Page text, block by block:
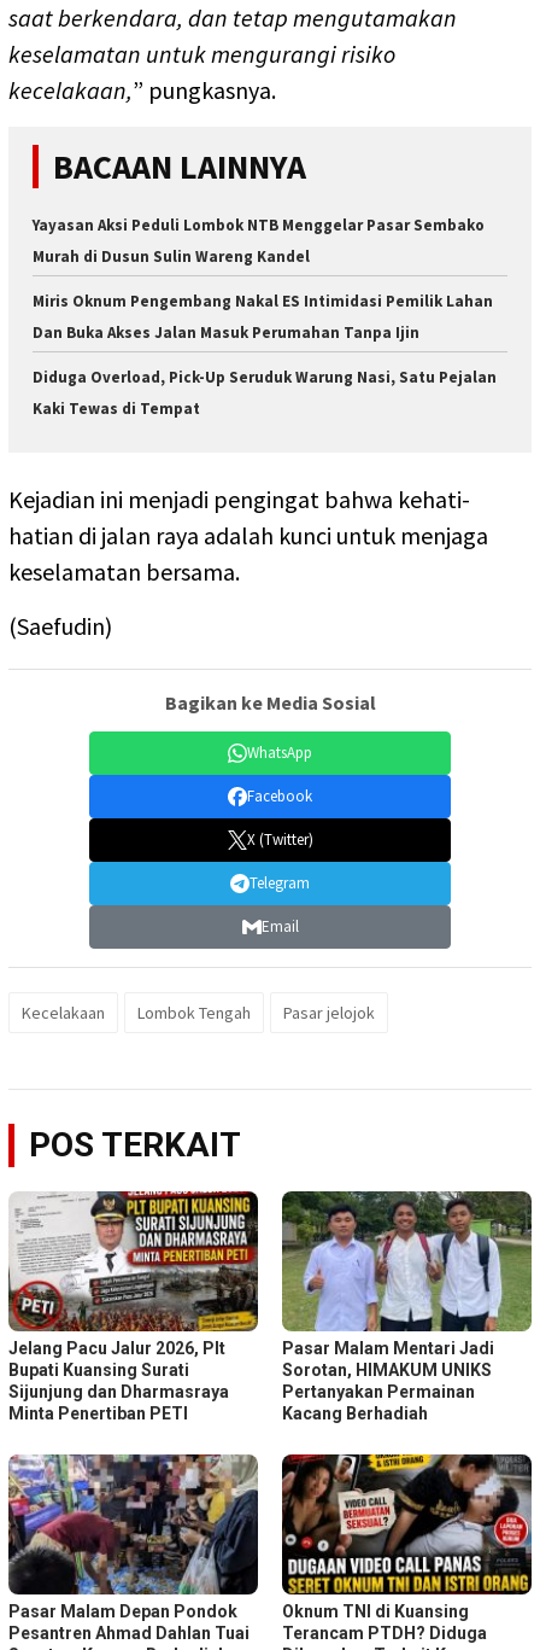
saat berkendara, dan tetap mengutamakan
keselamatan untuk mengurangi risiko
kecelakaan,” pungkasnya.
BACAAN LAINNYA
Yayasan Aksi Peduli Lombok NTB Menggelar Pasar Sembako
Murah di Dusun Sulin Wareng Kandel
Miris Oknum Pengembang Nakal ES Intimidasi Pemilik Lahan
Dan Buka Akses Jalan Masuk Perumahan Tanpa Ijin
Diduga Overload, Pick-Up Seruduk Warung Nasi, Satu Pejalan
Kaki Tewas di Tempat
Kejadian ini menjadi pengingat bahwa kehati-
hatian di jalan raya adalah kunci untuk menjaga
keselamatan bersama.
(Saefudin)
Bagikan ke Media Sosial
WhatsApp
Facebook
X (Twitter)
Telegram
Email
Kecelakaan Lombok Tengah Pasar jelojok
POS TERKAIT
Jelang Pacu Jalur 2026, Plt
Bupati Kuansing Surati
Sijunjung dan Dharmasraya
Minta Penertiban PETI
Pasar Malam Mentari Jadi
Sorotan, HIMAKUM UNIKS
Pertanyakan Permainan
Kacang Berhadiah
Pasar Malam Depan Pondok
Pesantren Ahmad Dahlan Tuai
Oknum TNI di Kuansing
Terancam PTDH? Diduga